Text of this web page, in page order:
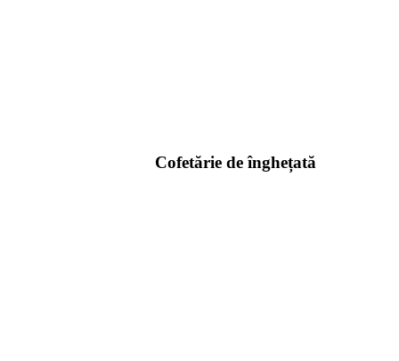
Cofetărie de înghețată